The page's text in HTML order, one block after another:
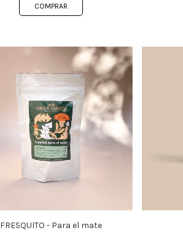
FRESQUITO - Para el mate